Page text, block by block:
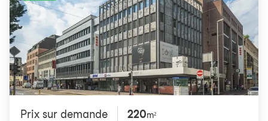
Prix ​​sur demande 220m²